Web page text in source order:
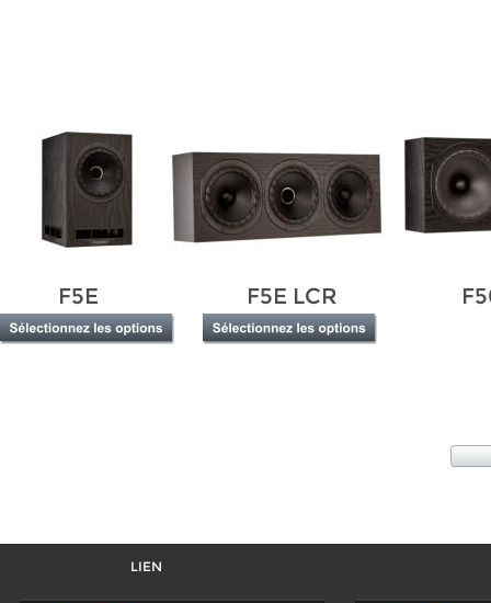
F5E F5E LCR
LIEN